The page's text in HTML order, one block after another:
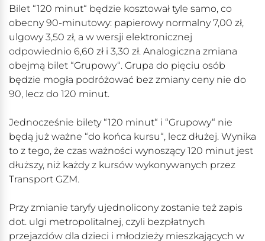
Bilet “120 minut“ będzie kosztował tyle samo, co
obecny 90-minutowy: papierowy normalny 7,00 zł,
ulgowy 3,50 zł, a w wersji elektronicznej
odpowiednio 6,60 zł i 3,30 zł. Analogiczna zmiana
obejmą bilet “Grupowy“. Grupa do pięciu osób
będzie mogła podróżować bez zmiany ceny nie do
90, lecz do 120 minut.
Jednocześnie bilety “120 minut“ i “Grupowy“ nie
będą już ważne “do końca kursu“, lecz dłużej. Wynika
to z tego, że czas ważności wynoszący 120 minut jest
dłuższy, niż każdy z kursów wykonywanych przez
Transport GZM.
Przy zmianie taryfy ujednolicony zostanie też zapis
dot. ulgi metropolitalnej, czyli bezpłatnych
przejazdów dla dzieci i młodzieży mieszkających w